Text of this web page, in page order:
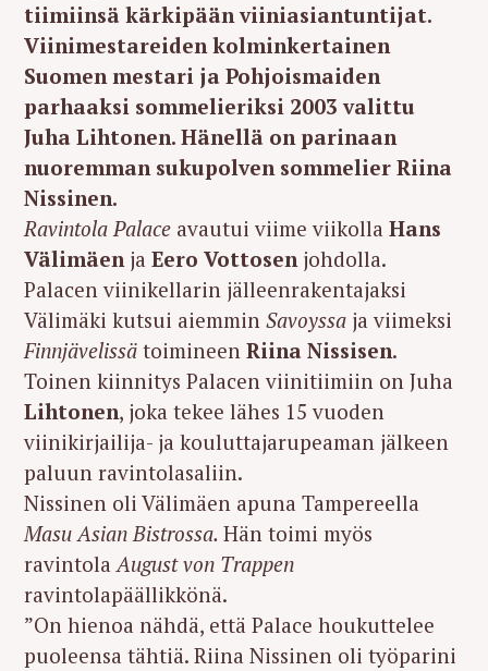
tiimiinsä kärkipään viiniasiantuntijat.
Viinimestareiden kolminkertainen
Suomen mestari ja Pohjoismaiden
parhaaksi sommelieriksi 2003 valittu
Juha Lihtonen. Hänellä on parinaan
nuoremman sukupolven sommelier Riina
Nissinen.
Ravintola Palace avautui viime viikolla Hans
Välimäenja Eero Vottosenjohdolla.
Palacen viinikellarin jälleenrakentajaksi
Välimäki kutsui aiemmin Savoyssa ja viimeksi
Finnjävelissä toimineen Riina Nissisen.
Toinen kiinnitys Palacen viinitiimiin on Juha
Lihtonen, joka tekee lähes 15 vuoden
viinikirjailija- ja kouluttajarupeaman jälkeen
paluun ravintolasaliin.
Nissinen oli Välimäen apuna Tampereella
Masu Asian Bistrossa. Hän toimi myös
ravintolaAugust von Trappen
ravintolapäällikkönä.
”On hienoa nähdä, että Palace houkuttelee
puoleensa tähtiä. Riina Nissinen oli työparini